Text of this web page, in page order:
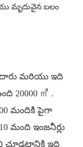
మృదువైన బలం
మరియు ఇది
20000 ㎡ .
మందికి పైగా
మంది ఇంజనీర్లు
చూడటానికి ఇది